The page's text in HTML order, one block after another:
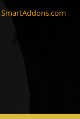
SmartAddons.com